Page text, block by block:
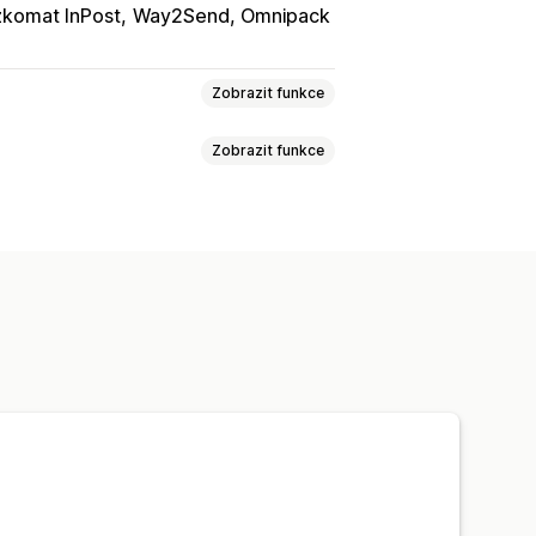
InPost Way2Send, Omnipack
Zobrazit funkce
Zobrazit funkce